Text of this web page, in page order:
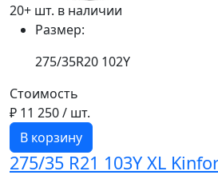
20+ шт. в наличии
Размер:
275/35R20 102Y
Стоимость
₽ 11 250/ шт.
В корзину
275/35 R21 103Y XL